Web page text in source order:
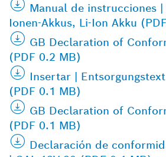
Manual de instrucciones |
Ionen-Akkus, Li-Ion Akku
GB Declaration of
(PDF 0.2 MB)
Insertar |
(PDF 0.1 MB)
GB Declaration of
(PDF 0.1 MB)
Declaración de